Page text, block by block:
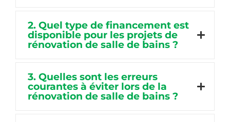
2. Quel type de financement est
disponible pour les projets de
rénovation de salle de bains ?
3. Quelles sont les erreurs
courantes à éviter lors de la
rénovation de salle de bains ?